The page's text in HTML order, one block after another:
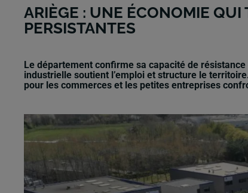
ARIÈGE : UNE ÉCONOMIE
PERSISTANTES
Le département confirme sa capacité de
industrielle soutient l’emploi et structure le
pour les commerces et les petites entreprises